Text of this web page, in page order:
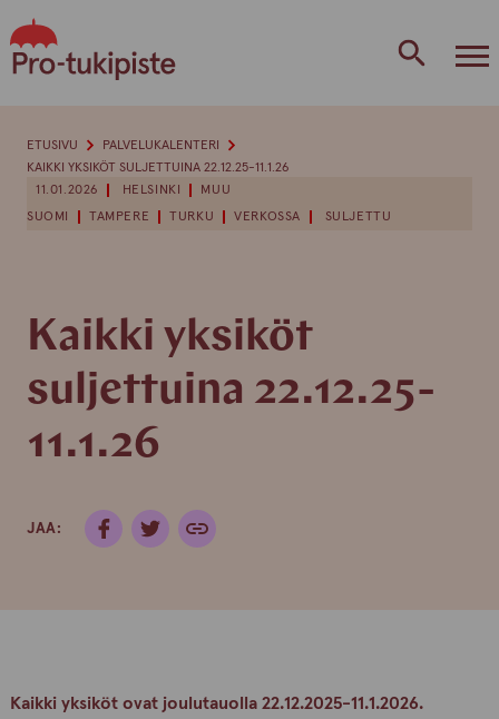
to
content
11.01.2026 HELSINKI
MUU
SUOMI
TAMPERE TURKU VERKOSSA SULJETTU
Kaikki yksiköt
suljettuina 22.12.25-
11.1.26
JAA:
ETUSIVU
PALVELUKALENTERI
KAIKKI YKSIKÖT SULJETTUINA 22.12.25-11.1.26
Kaikki yksiköt ovat joulutauolla 22.12.2025-11.1.2026.